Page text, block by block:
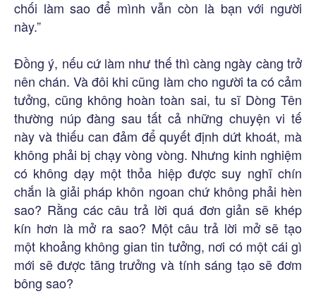
chối làm sao để mình vẫn còn là bạn với người
này.”
Đồng ý, nếu cứ làm như thế thì càng ngày càng trở
nên chán. Và đôi khi cũng làm cho người ta có cảm
tưởng, cũng không hoàn toàn sai, tu sĩ Dòng Tên
thường núp đàng sau tất cả những chuyện vi tế
này và thiếu can đảm để quyết định dứt khoát, mà
không phải bị chạy vòng vòng. Nhưng kinh nghiệm
có không dạy một thỏa hiệp được suy nghĩ chín
chắn là giải pháp khôn ngoan chứ không phải hèn
sao? Rằng các câu trả lời quá đơn giản sẽ khép
kín hơn là mở ra sao? Một câu trả lời mở sẽ tạo
một khoảng không gian tin tưởng, nơi có một cái gì
mới sẽ được tăng trưởng và tính sáng tạo sẽ đơm
bông sao?